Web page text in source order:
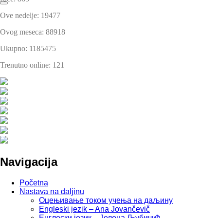
Ove nedelje: 19477
Ovog meseca: 88918
Ukupno: 1185475
Trenutno online: 121
Navigacija
Početna
Nastava na daljinu
Оцењивање током учења на даљину
Engleski jezik – Ana Jovančevič